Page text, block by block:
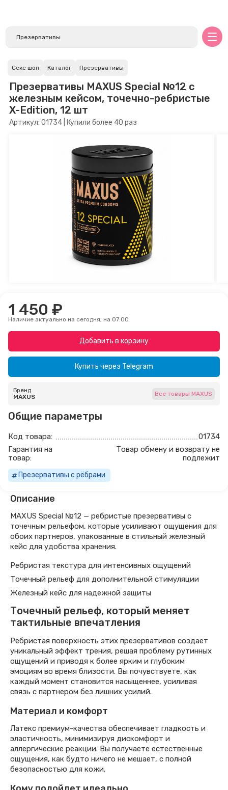
Секс шоп Каталог Презервативы
Презервативы MAXUS Special №12 с
железным кейсом, точечно-ребристые
X-Edition, 12 шт
Артикул: 01734 | Купили более 40 раз
1 450 ₽
Наличие актуально на сегодня, на 07:00
Добавить в корзину
Купить через Telegram
Бренд
MAXUS
Все товары MAXUS
Общие параметры
Код товара:
01734
Гарантия на
товар:
Товар обмену и возврату не
подлежит
Презервативы с рёбрами
Описание
MAXUS Special №12 — ребристые презервативы с
точечным рельефом, которые усиливают ощущения для
обоих партнеров, упакованные в стильный железный
кейс для удобства хранения.
Ребристая текстура для интенсивных ощущений
Точечный рельеф для дополнительной стимуляции
Железный кейс для надежной защиты
Точечный рельеф, который меняет
тактильные впечатления
Ребристая поверхность этих презервативов создает
уникальный эффект трения, решая проблему рутинных
ощущений и приводя к более ярким и глубоким
эмоциям во время близости. Вы почувствуете, как
каждый момент становится насыщеннее, усиливая
связь с партнером без лишних усилий.
Материал и комфорт
Латекс премиум-качества обеспечивает гладкость и
эластичность, минимизируя дискомфорт и
аллергические реакции. Вы получаете естественные
ощущения, как будто ничего не мешает, с полной
безопасностью для кожи.